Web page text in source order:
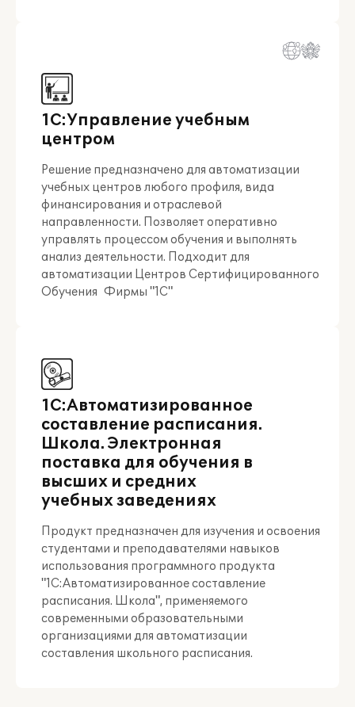
1С:Управление учебным
центром
Решение предназначено для автоматизации
учебных центров любого профиля, вида
финансирования и отраслевой
направленности. Позволяет оперативно
управлять процессом обучения и выполнять
анализ деятельности. Подходит для
автоматизации Центров Сертифицированного
Обучения Фирмы "1С"
1С:Автоматизированное
составление расписания.
Школа. Электронная
поставка для обучения в
высших и средних
учебных заведениях
Продукт предназначен для изучения и освоения
студентами и преподавателями навыков
использования программного продукта
"1С:Автоматизированное составление
расписания. Школа", применяемого
современными образовательными
организациями для автоматизации
составления школьного расписания.